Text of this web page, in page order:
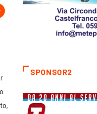
SPONSOR2